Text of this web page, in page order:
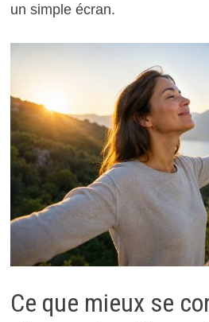
un simple écran.
Ce que mieux se